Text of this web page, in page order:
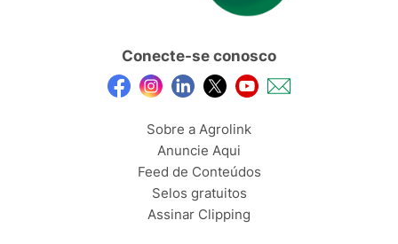
Conecte-se conosco
Sobre a Agrolink
Anuncie Aqui
Feed de Conteúdos
Selos gratuitos
Assinar Clipping